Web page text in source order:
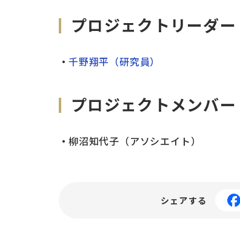
プロジェクトリーダー
千野翔平（研究員）
プロジェクトメンバー
柳沼知代子（アソシエイト）
シェアする